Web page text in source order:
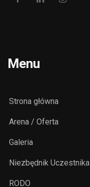
Menu
Strona główna
Arena / Oferta
Galeria
Niezbędnik Uczestnika
RODO